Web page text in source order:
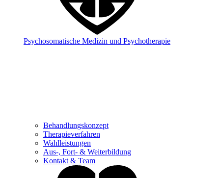
Psychosomatische Medizin und Psychotherapie
Behandlungskonzept
Therapieverfahren
Wahlleistungen
Aus-, Fort- & Weiterbildung
Kontakt & Team